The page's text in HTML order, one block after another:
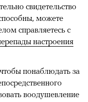
свидетельство
можете
справляетесь с
настроения
понаблюдать за
воодушевление